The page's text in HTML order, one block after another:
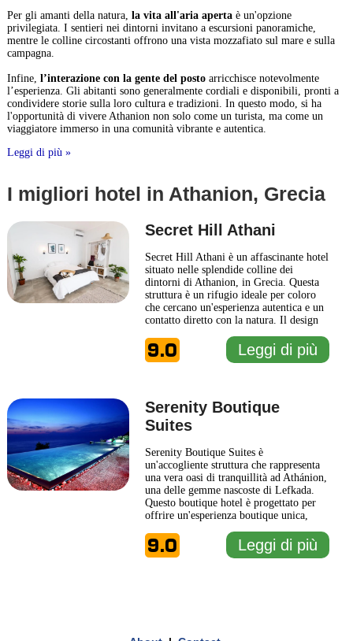
Per gli amanti della natura, la vita all'aria apertaè un'opzione
privilegiata. I sentieri nei dintorni invitano a escursioni panoramiche,
mentre le colline circostanti offrono una vista mozzafiato sul mare e sulla
campagna.
Infine, l’interazione con la gente del postoarricchisce notevolmente
l’esperienza. Gli abitanti sono generalmente cordiali e disponibili, pronti a
condividere storie sulla loro cultura e tradizioni. In questo modo, si ha
l'opportunità di vivere Athanion non solo come un turista, ma come un
viaggiatore immerso in una comunità vibrante e autentica.
Leggi di più »
I migliori hotel in Athanion, Grecia
Secret Hill Athani
Secret Hill Athani è un affascinante hotel
situato nelle splendide colline dei
dintorni di Athanion, in Grecia. Questa
struttura è un rifugio ideale per coloro
che cercano un'esperienza autentica e un
contatto diretto con la natura. Il design
modernità, creando un ambiente
accogliente e raffinato che invita al
9.0 Leggi di più
Serenity Boutique
Suites
Serenity Boutique Suites è
un'accogliente struttura che rappresenta
una vera oasi di tranquillità ad Athánion,
una delle gemme nascoste di Lefkada.
Questo boutique hotel è progettato per
offrire un'esperienza boutique unica,
un'atmosfera calda e familiare. Gli ospiti
possono godere di suite elegantemente
9.0 Leggi di più